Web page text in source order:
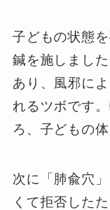
子どもの状態
鍼を施しまし
あり、風邪に
れるツボです
ろ、子どもの
次に「肺兪穴
くて拒否した